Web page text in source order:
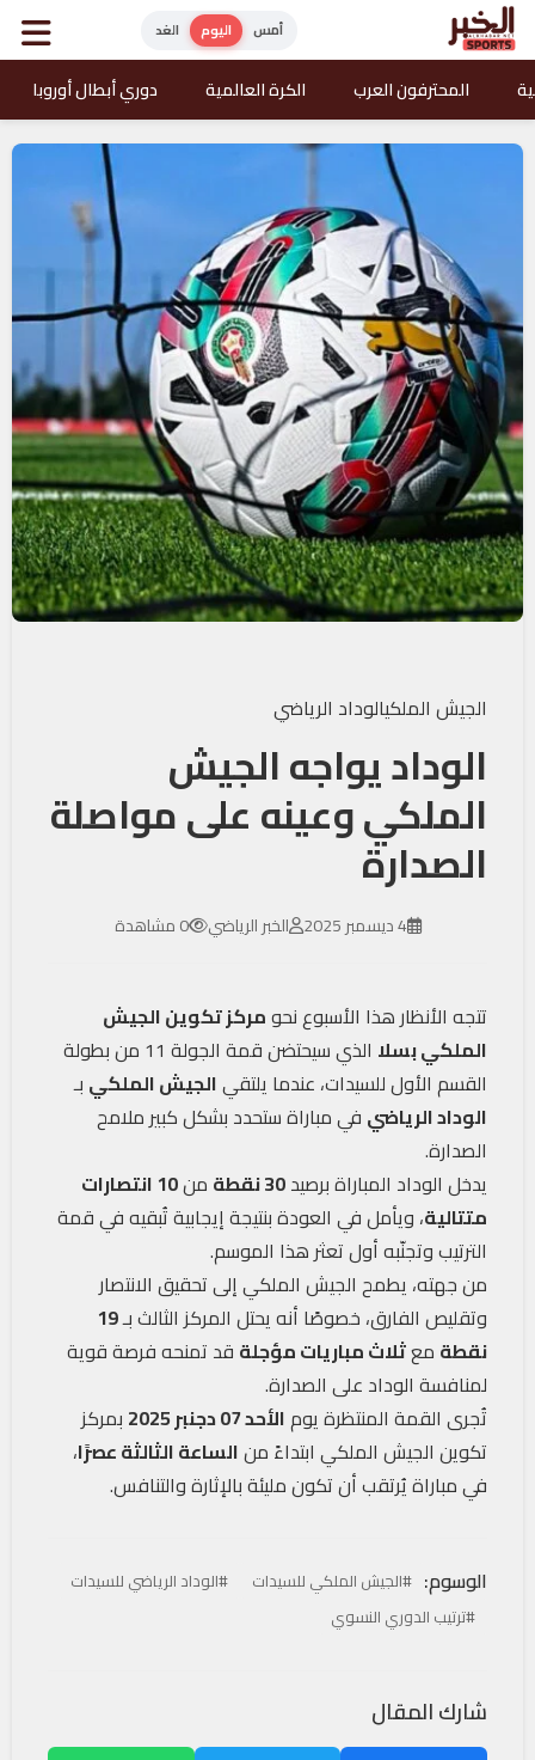
أمس اليوم الغد
المحترفون العرب الكرة العالمية دوري أبطال أوروبا
الجيش الملكيالوداد الرياضي
الوداد يواجه الجيش
الملكي وعينه على مواصلة
الصدارة
4 ديسمبر 2025 الخبر الرياضي 0 مشاهدة
تتجه الأنظار هذا الأسبوع نحومركز تكوين الجيش
الملكي بسلا
الذي سيحتضن قمة الجولة 11 من بطولة
القسم الأول للسيدات، عندما يلتقيالجيش الملكي بـ
الوداد الرياضي في مباراة ستحدد بشكل كبير ملامح
الصدارة.
يدخل الوداد المباراة برصيد30 نقطة من
10 انتصارات
متتالية، ويأمل في العودة بنتيجة إيجابية تُبقيه في قمة
الترتيب وتجنّبه أول تعثر هذا الموسم.
من جهته، يطمح الجيش الملكي إلى تحقيق الانتصار
وتقليص الفارق، خصوصًا أنه يحتل المركز الثالث بـ19
نقطة معثلاث مباريات مؤجلة قد تمنحه فرصة قوية
لمنافسة الوداد على الصدارة.
تُجرى القمة المنتظرة يومالأحد 07 دجنبر 2025
بمركز
تكوين الجيش الملكي ابتداءً منالساعة الثالثة عصرًا،
في مباراة يُرتقب أن تكون مليئة بالإثارة والتنافس.
الوسوم: #الجيش الملكي للسيدات
#الوداد الرياضي للسيدات
#ترتيب الدوري النسوي
شارك المقال